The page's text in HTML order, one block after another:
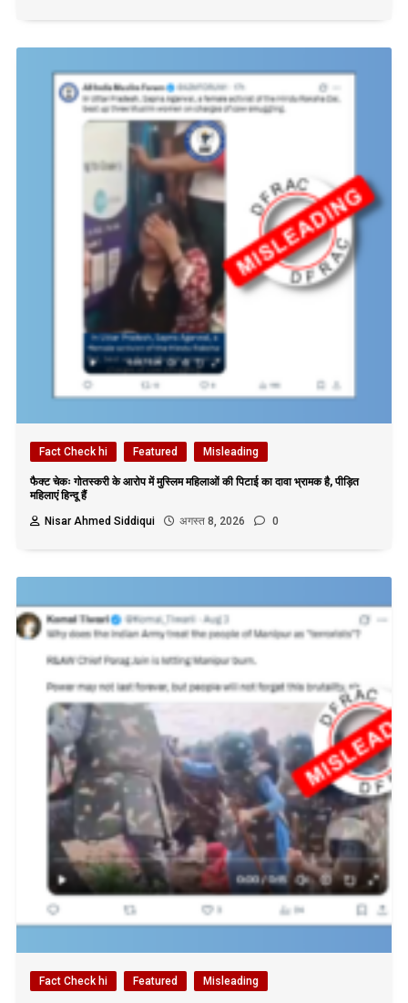
Fact Check hi Featured Misleading
फैक्ट चेकः गोतस्करी के आरोप में मुस्लिम महिलाओं की पिटाई का दावा भ्रामक है, पीड़ित
महिलाएं हिन्दू हैं
Nisar Ahmed Siddiqui
अगस्त 8, 2026 0
Fact Check hi Featured Misleading